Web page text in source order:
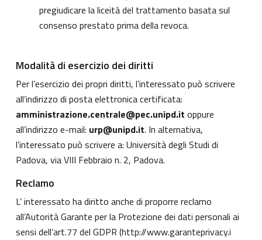
pregiudicare la liceità del trattamento basata sul
consenso prestato prima della revoca.
Modalità di esercizio dei diritti
Per l’esercizio dei propri diritti, l’interessato può scrivere
all’indirizzo di posta elettronica certificata:
amministrazione.centrale@pec.unipd.it oppure
all’indirizzo e-mail: urp@unipd.it. In alternativa,
l’interessato può scrivere a: Università degli Studi di
Padova, via VIII Febbraio n. 2, Padova.
Reclamo
L’ interessato ha diritto anche di proporre reclamo
all’Autorità Garante per la Protezione dei dati personali ai
sensi dell’art.77 del GDPR (http://www.garanteprivacy.i